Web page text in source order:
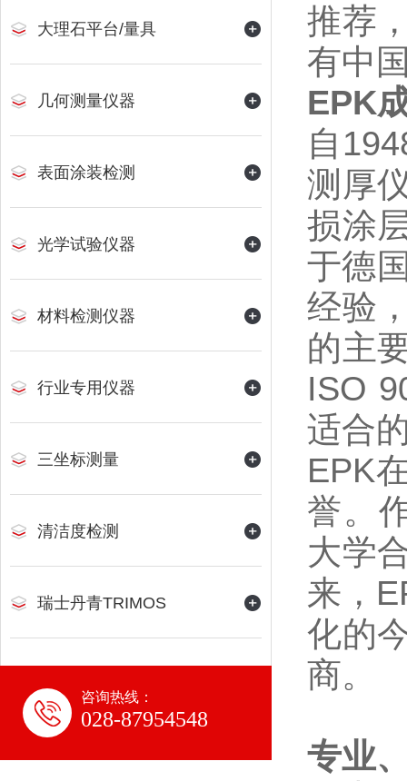
大理石平台/量具
几何测量仪器
表面涂装检测
光学试验仪器
材料检测仪器
行业专用仪器
三坐标测量
清洁度检测
瑞士丹青TRIMOS
咨询热线：
028-87954548
推荐
有中
EPK
自
测厚
损涂
于德
经验
的主
ISO
适合
EPK
誉。
大学
来，
化的
商。
专业